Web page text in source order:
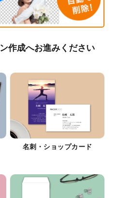
作成へお進みください
名刺・ショップカード